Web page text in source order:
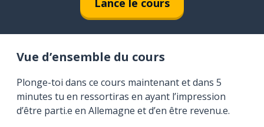
Lance le cours
Vue d’ensemble du cours
Plonge-toi dans ce cours maintenant et dans 5
minutes tu en ressortiras en ayant l’impression
d’être parti.e en Allemagne et d’en être revenu.e.